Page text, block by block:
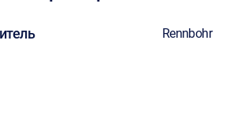
Rennbohr